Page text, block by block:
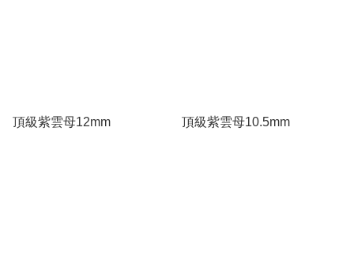
頂級紫雲母12mm 頂級紫雲母10.5mm